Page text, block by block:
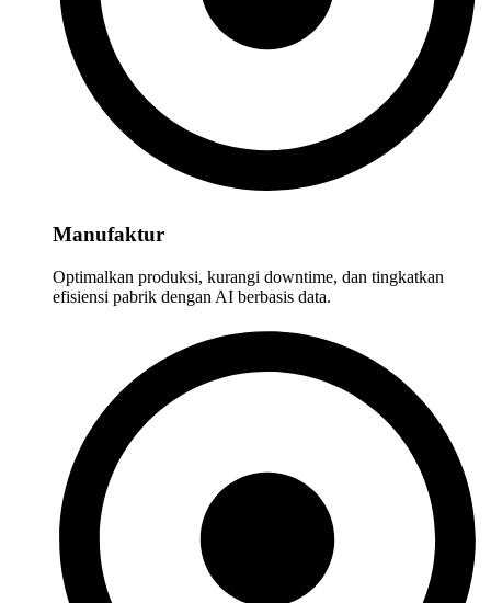
Manufaktur
Optimalkan produksi, kurangi downtime, dan tingkatkan
efisiensi pabrik dengan AI berbasis data.